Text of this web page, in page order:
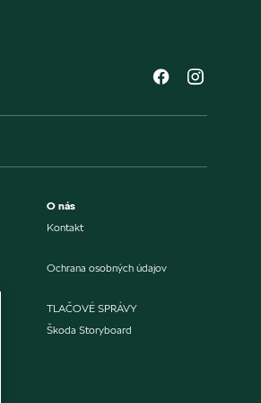
O nás
Kontakt
Ochrana osobných údajov
TLAČOVÉ SPRÁVY
Škoda Storyboard